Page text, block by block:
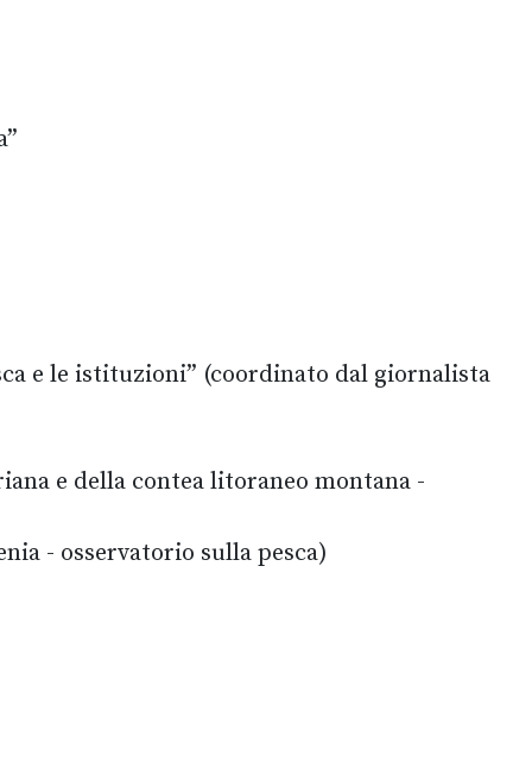
e le istituzioni” (coordinato dal giornalista
e della contea litoraneo montana -
- osservatorio sulla pesca)